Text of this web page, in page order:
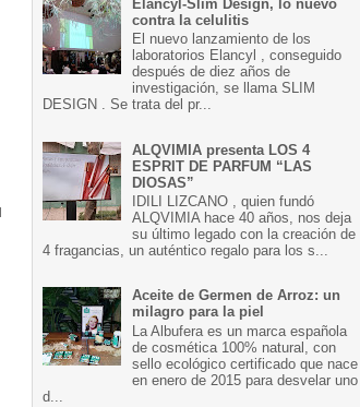
Elancyl-Slim Design, lo nuevo
contra la celulitis
El nuevo lanzamiento de los
laboratorios Elancyl , conseguido
después de diez años de
investigación, se llama SLIM
DESIGN . Se trata del pr...
ALQVIMIA presenta LOS 4
ESPRIT DE PARFUM “LAS
DIOSAS”
IDILI LIZCANO , quien fundó
ALQVIMIA hace 40 años, nos deja
su último legado con la creación de
4 fragancias, un auténtico regalo para los s...
Aceite de Germen de Arroz: un
milagro para la piel
La Albufera es un marca española
de cosmética 100% natural, con
sello ecológico certificado que nace
en enero de 2015 para desvelar uno
d...